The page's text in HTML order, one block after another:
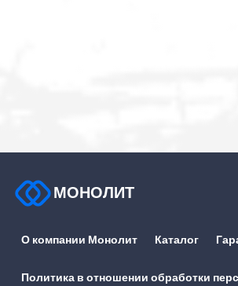
МОНОЛИТ
О компании Монолит Каталог
Политика в отношении обработки